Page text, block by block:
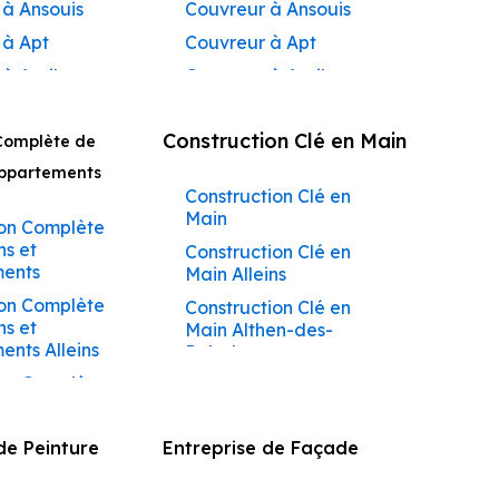
Ansouis
Apt
Auribeau
à
Beaumont-
Bédarrides
Buoux
Couvreur à Ansouis
Couvreur à Apt
Couvreur à Auribeau
Couvreur à Avignon
Barbentane
Couvreur à
Beaumettes
Couvreur à Beaumont-
de-Pertuis
Couvreur à Bédarrides
Couvreur à Buoux
de
Complète
et
Complète
et
Alleins
Complète
Construction Clé en Main
Construction Clé en
Main
Construction Clé en
Main Alleins
Construction Clé en
Main Althen-des-
Paluds
Construction Clé en
Main Apt
Peinture Entreprise de Façade